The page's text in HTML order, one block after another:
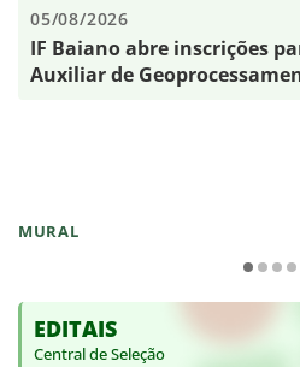
MURAL
EDITAIS
Central de Seleção
05/08/2026
IF Baiano abre inscrições
Auxiliar de